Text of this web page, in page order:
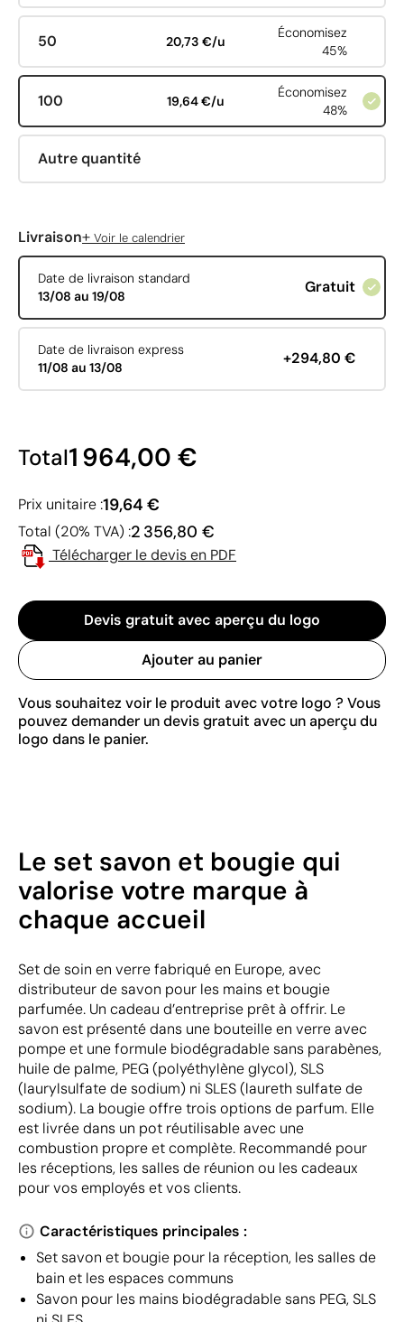
50 20,73 €/u
Économisez
45%
100 19,64 €/u
Économisez
48%
Autre quantité
Livraison+ Voir le calendrier
Date de livraison standard
13/08 au 19/08
Gratuit
Date de livraison express
11/08 au 13/08
+294,80 €
Total1 964,00 €
Prix unitaire :19,64 €
Total (20% TVA) :2 356,80 €
Télécharger le devis en PDF
Devis gratuit avec aperçu du logo
Ajouter au panier
Vous souhaitez voir le produit avec votre logo ? Vous
pouvez demander un devis gratuit avec un aperçu du
logo dans le panier.
Le set savon et bougie qui
valorise votre marque à
chaque accueil
Set de soin en verre fabriqué en Europe, avec
distributeur de savon pour les mains et bougie
parfumée. Un cadeau d’entreprise prêt à offrir. Le
savon est présenté dans une bouteille en verre avec
pompe et une formule biodégradable sans parabènes,
huile de palme, PEG (polyéthylène glycol), SLS
(laurylsulfate de sodium) ni SLES (laureth sulfate de
sodium). La bougie offre trois options de parfum. Elle
est livrée dans un pot réutilisable avec une
combustion propre et complète. Recommandé pour
les réceptions, les salles de réunion ou les cadeaux
pour vos employés et vos clients.
Caractéristiques principales :
Set savon et bougie pour la réception, les salles de
bain et les espaces communs
Savon pour les mains biodégradable sans PEG, SLS